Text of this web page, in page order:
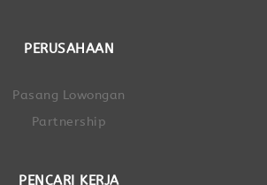
PERUSAHAAN
Pasang Lowongan
Partnership
PENCARI KERJA